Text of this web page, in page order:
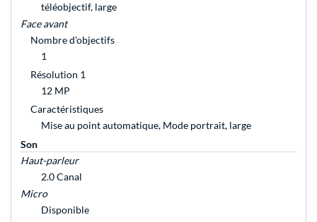
téléobjectif, large
Face avant
Nombre d'objectifs
1
Résolution 1
12 MP
Caractéristiques
Mise au point automatique, Mode portrait, large
Son
Haut-parleur
2.0 Canal
Micro
Disponible